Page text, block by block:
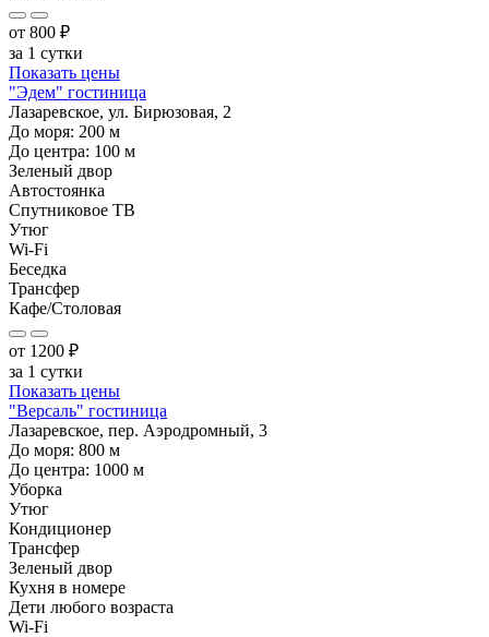
от 800 ₽
за 1 сутки
Показать цены
"Эдем" гостиница
Лазаревское, ул. Бирюзовая, 2
До моря: 200 м
До центра: 100 м
Зеленый двор
Автостоянка
Спутниковое ТВ
Утюг
Wi-Fi
Беседка
Трансфер
Кафе/Столовая
от 1200 ₽
за 1 сутки
Показать цены
"Версаль" гостиница
Лазаревское, пер. Аэродромный, 3
До моря: 800 м
До центра: 1000 м
Уборка
Утюг
Кондиционер
Трансфер
Зеленый двор
Кухня в номере
Дети любого возраста
Wi-Fi